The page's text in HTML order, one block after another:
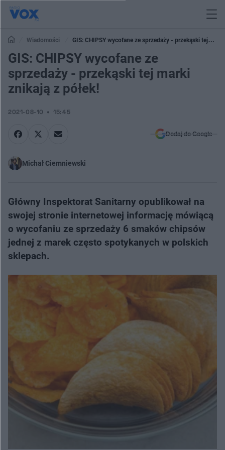
Wiadomości
GIS: CHIPSY wycofane ze sprzedaży - przekąski tej
marki znikają z półek!
GIS: CHIPSY wycofane ze
sprzedaży - przekąski tej marki
znikają z półek!
2021-08-10 15:45
Dodaj do Google
Michał Ciemniewski
Główny Inspektorat Sanitarny opublikował na
swojej stronie internetowej informację mówiącą
o wycofaniu ze sprzedaży 6 smaków chipsów
jednej z marek często spotykanych w polskich
sklepach.